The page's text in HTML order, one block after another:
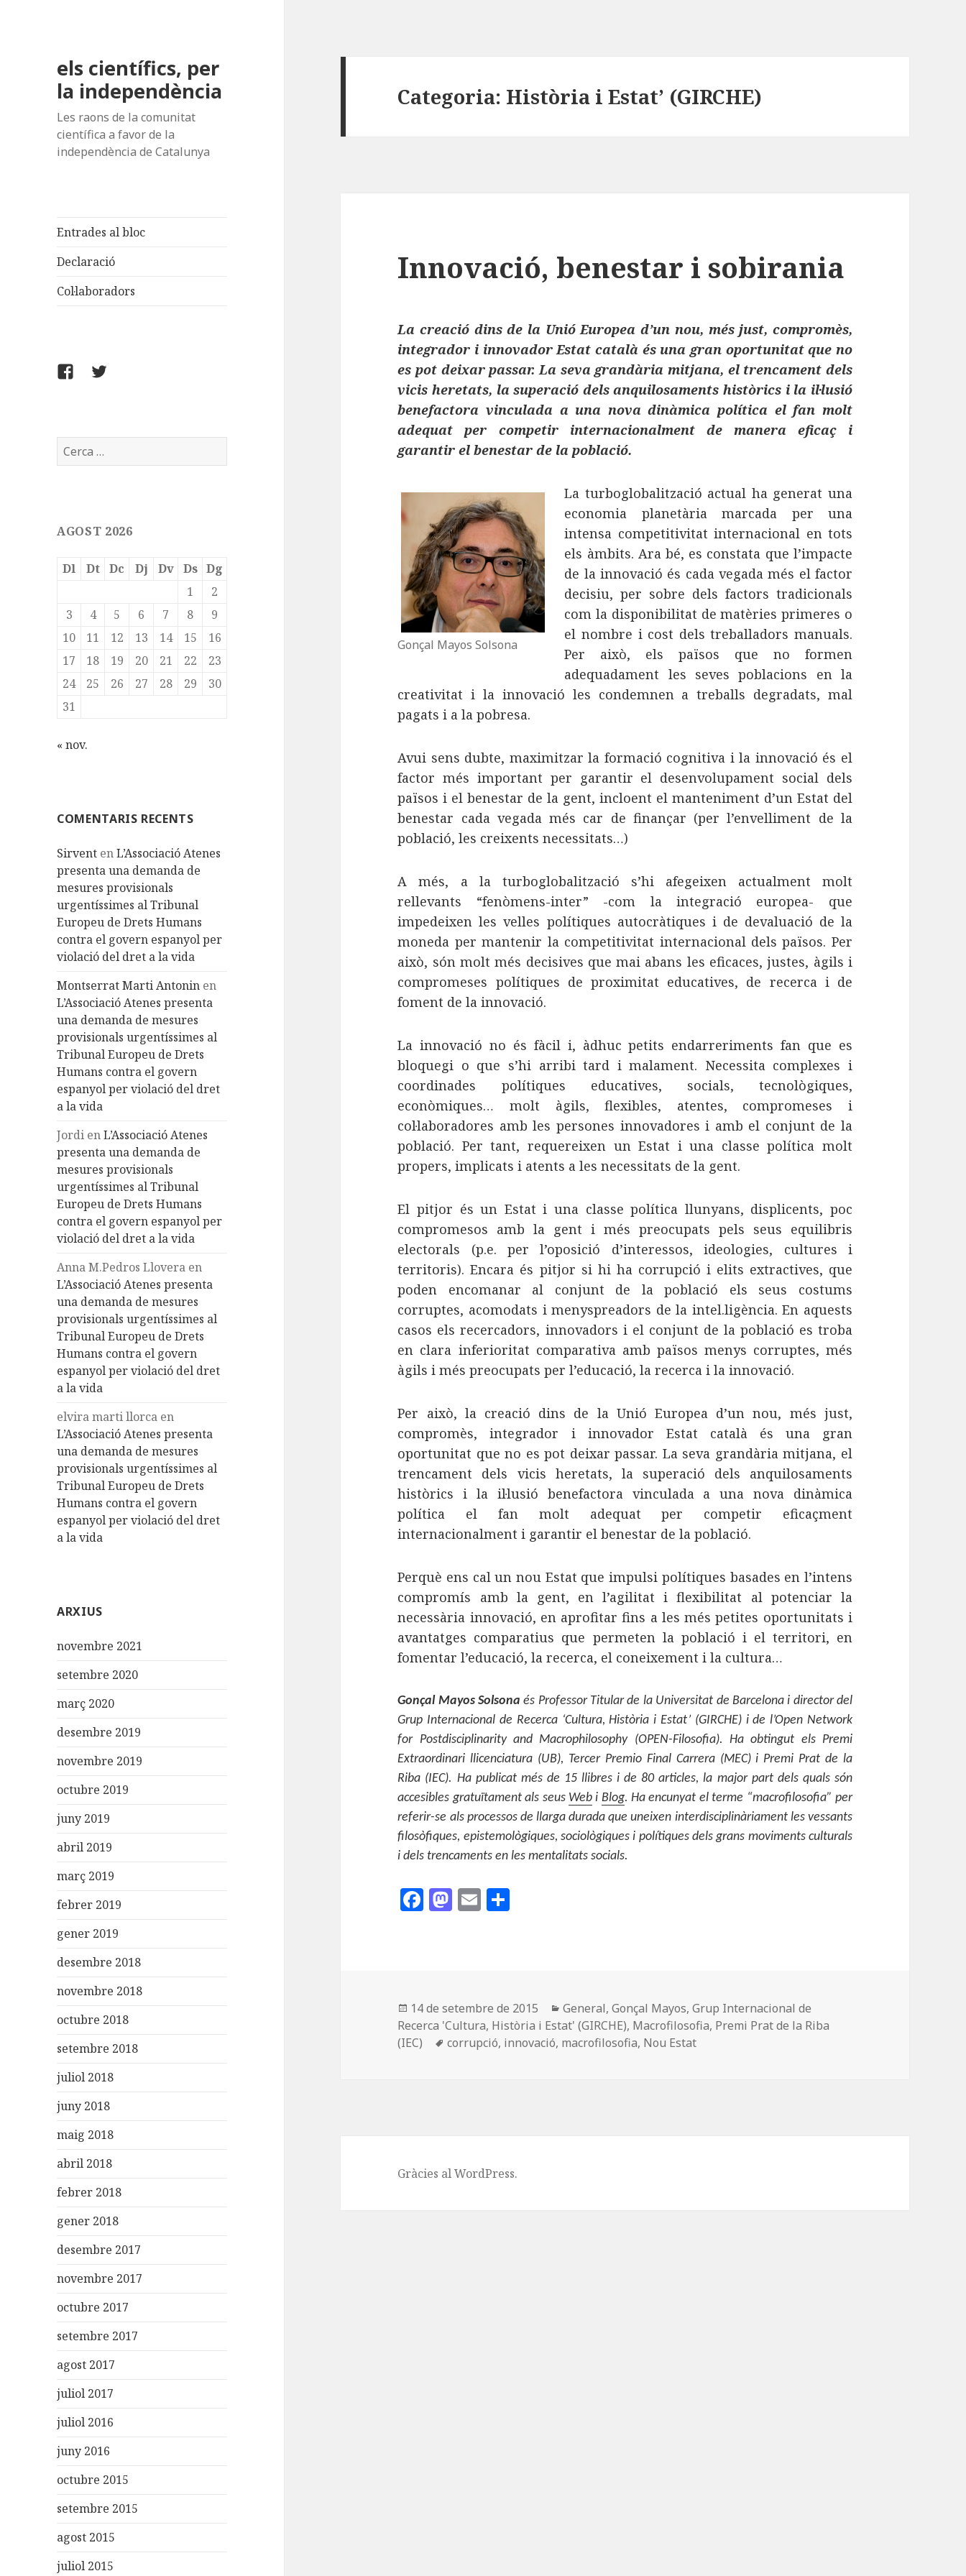
els científics, per
la independència
Les raons de la comunitat
científica a favor de la
independència de Catalunya
Entrades al bloc
Declaració
Col·laboradors
FACEBOOK
TWITTER
Cerca:
AGOST 2026
Dl Dt Dc Dj Dv Ds Dg
1
2
3
4 5 6 7 8
9
10
11 12 13 14 15
16
17
18 19 20 21 22
23
24
25 26 27 28 29
30
31
« nov.
COMENTARIS RECENTS
Sirvent enL’Associació Atenes
presenta una demanda de
mesures provisionals
urgentíssimes al Tribunal
Europeu de Drets Humans
contra el govern espanyol per
violació del dret a la vida
Montserrat Marti Antonin en
L’Associació Atenes presenta
una demanda de mesures
provisionals urgentíssimes al
Tribunal Europeu de Drets
Humans contra el govern
espanyol per violació del dret
a la vida
Jordi enL’Associació Atenes
presenta una demanda de
mesures provisionals
urgentíssimes al Tribunal
Europeu de Drets Humans
contra el govern espanyol per
violació del dret a la vida
Anna M.Pedros Llovera en
L’Associació Atenes presenta
una demanda de mesures
provisionals urgentíssimes al
Tribunal Europeu de Drets
Humans contra el govern
espanyol per violació del dret
a la vida
elvira marti llorca en
L’Associació Atenes presenta
una demanda de mesures
provisionals urgentíssimes al
Tribunal Europeu de Drets
Humans contra el govern
espanyol per violació del dret
a la vida
ARXIUS
novembre 2021
setembre 2020
març 2020
desembre 2019
novembre 2019
octubre 2019
juny 2019
abril 2019
març 2019
febrer 2019
gener 2019
desembre 2018
novembre 2018
octubre 2018
setembre 2018
juliol 2018
juny 2018
maig 2018
abril 2018
febrer 2018
gener 2018
desembre 2017
novembre 2017
octubre 2017
setembre 2017
agost 2017
juliol 2017
juliol 2016
juny 2016
octubre 2015
setembre 2015
agost 2015
juliol 2015
Categoria: Història i Estat’ (GIRCHE)
Innovació, benestar i sobirania
La creació dins de la Unió Europea d’un nou, més just, compromès,
integrador i innovador Estat català és una gran oportunitat que no
es pot deixar passar. La seva grandària mitjana, el trencament dels
vicis heretats, la superació dels anquilosaments històrics i la il·lusió
benefactora vinculada a una nova dinàmica política el fan molt
adequat per competir internacionalment de manera eficaç i
garantir el benestar de la població.
Gonçal Mayos Solsona
La turboglobalització actual ha generat una
economia planetària marcada per una
intensa competitivitat internacional en tots
els àmbits. Ara bé, es constata que l’impacte
de la innovació és cada vegada més el factor
decisiu, per sobre dels factors tradicionals
com la disponibilitat de matèries primeres o
el nombre i cost dels treballadors manuals.
Per això, els països que no formen
adequadament les seves poblacions en la
creativitat i la innovació les condemnen a treballs degradats, mal
pagats i a la pobresa.
Avui sens dubte, maximitzar la formació cognitiva i la innovació és el
factor més important per garantir el desenvolupament social dels
països i el benestar de la gent, incloent el manteniment d’un Estat del
benestar cada vegada més car de finançar (per l’envelliment de la
població, les creixents necessitats…)
A més, a la turboglobalització s’hi afegeixen actualment molt
rellevants “fenòmens-inter” -com la integració europea- que
impedeixen les velles polítiques autocràtiques i de devaluació de la
moneda per mantenir la competitivitat internacional dels països. Per
això, són molt més decisives que mai abans les eficaces, justes, àgils i
compromeses polítiques de proximitat educatives, de recerca i de
foment de la innovació.
La innovació no és fàcil i, àdhuc petits endarreriments fan que es
bloquegi o que s’hi arribi tard i malament. Necessita complexes i
coordinades polítiques educatives, socials, tecnològiques,
econòmiques… molt àgils, flexibles, atentes, compromeses i
col·laboradores amb les persones innovadores i amb el conjunt de la
població. Per tant, requereixen un Estat i una classe política molt
propers, implicats i atents a les necessitats de la gent.
El pitjor és un Estat i una classe política llunyans, displicents, poc
compromesos amb la gent i més preocupats pels seus equilibris
electorals (p.e. per l’oposició d’interessos, ideologies, cultures i
territoris). Encara és pitjor si hi ha corrupció i elits extractives, que
poden encomanar al conjunt de la població els seus costums
corruptes, acomodats i menyspreadors de la intel.ligència. En aquests
casos els recercadors, innovadors i el conjunt de la població es troba
en clara inferioritat comparativa amb països menys corruptes, més
àgils i més preocupats per l’educació, la recerca i la innovació.
Per això, la creació dins de la Unió Europea d’un nou, més just,
compromès, integrador i innovador Estat català és una gran
oportunitat que no es pot deixar passar. La seva grandària mitjana, el
trencament dels vicis heretats, la superació dels anquilosaments
històrics i la il·lusió benefactora vinculada a una nova dinàmica
política el fan molt adequat per competir eficaçment
internacionalment i garantir el benestar de la població.
Perquè ens cal un nou Estat que impulsi polítiques basades en l’intens
compromís amb la gent, en l’agilitat i flexibilitat al potenciar la
necessària innovació, en aprofitar fins a les més petites oportunitats i
avantatges comparatius que permeten la població i el territori, en
fomentar l’educació, la recerca, el coneixement i la cultura…
Gonçal Mayos Solsonaés Professor Titular de la Universitat de Barcelona i director del
Grup Internacional de Recerca ‘Cultura, Història i Estat’ (GIRCHE) i de l’Open Network
for Postdisciplinarity and Macrophilosophy (OPEN-Filosofia). Ha obtingut els Premi
Extraordinari llicenciatura (UB), Tercer Premio Final Carrera (MEC) i Premi Prat de la
Riba (IEC). Ha publicat més de 15 llibres i de 80 articles, la major part dels quals són
accesibles gratuïtament als seus Webi Blog. Ha encunyat el terme “macrofilosofia” per
referir-se als processos de llarga durada que uneixen interdisciplinàriament les vessants
filosòfiques, epistemològiques, sociològiques i polítiques dels grans moviments culturals
i dels trencaments en les mentalitats socials.
F
o
o
M
n
E
rt
ei
Publicat
el
14 de setembre de 2015 Categories
General,Gonçal Mayos,Grup Internacional de
Recerca 'Cultura, Història i Estat' (GIRCHE), Macrofilosofia, Premi Prat de la Riba
(IEC)
Etiquetes
corrupció, innovació, macrofilosofia, Nou Estat
Gràcies al WordPress.